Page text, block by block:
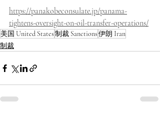
https://panakobeconsulate.jp/panama-
tightens-oversight-on-oil-transfer-operations/
美国 United States制裁 Sanctions伊朗 Iran
制裁